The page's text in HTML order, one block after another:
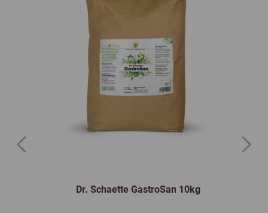
Dr. Schaette GastroSan 10kg
Previous Next